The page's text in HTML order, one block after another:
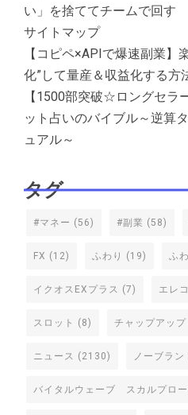
い」を捨ててチームで回す
サイトマップ
【コピペ×APIで爆速副業】
化”して量産＆収益化する方
【1500部突破☆ロングセラ
ット占いのバイブル～逆算
ュアル～
タグ
#マネー (56) #副業 (58)
FX (12) ふわり (19) ふ
イクオスEXプラス (7) エレ
スロット (8) チャップアップ
ニュース (2130) ノーブラン
バイタルウェーブ スカルプロー